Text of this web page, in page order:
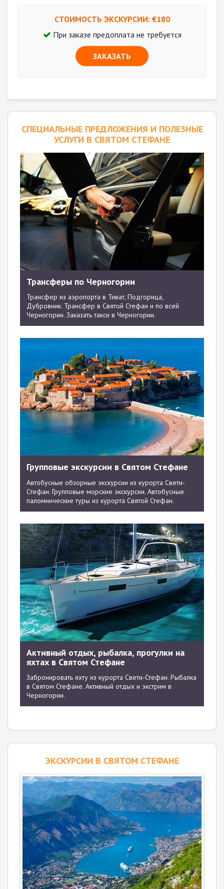
СТОИМОСТЬ ЭКСКУРСИИ: €180
При заказе предоплата не требуется
ЗАКАЗАТЬ
CПЕЦИАЛЬНЫЕ ПРЕДЛОЖЕНИЯ И ПОЛЕЗНЫЕ
УСЛУГИ В СВЯТОМ СТЕФАНЕ
Трансферы по Черногории
Трансфер из аэропорта в Тиват, Подгорица,
Дубровник. Трансфер в Святой Стефан и по всей
Черногории. Заказать такси в Черногории.
Групповые экскурсии в Святом Стефане
Автобусные обзорные экскурсии из курорта Свети-
Стефан. Групповые морские экскурсии. Автобусные
паломнические туры из курорта Святой Стефан.
Активный отдых, рыбалка, прогулки на
яхтах в Святом Стефане
Забронировать яхту из курорта Свети-Стефан. Рыбалка
в Святом Стефане. Активный отдых и экстрим в
Черногории.
ЭКСКУРСИИ В СВЯТОМ СТЕФАНЕ